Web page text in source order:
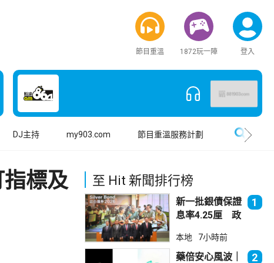
節目重溫 1872玩一陣 登入
DJ主持 my903.com 節目重溫服務計劃
標及
至 Hit 新聞排行榜
新一批銀債保證
息率4.25厘 政
吸引力
1
本地 7小時前
藥倍安心風波｜ 2